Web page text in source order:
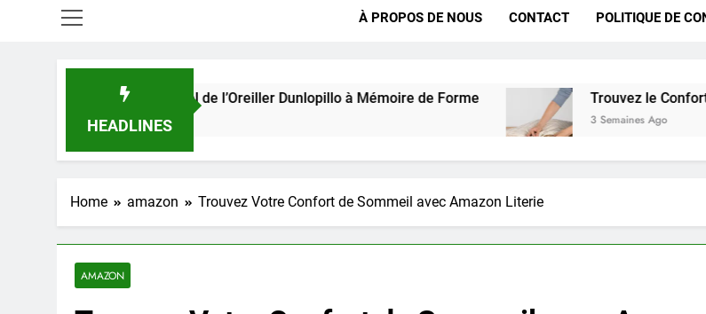
À PROPOS DE NOUS CONTACT POLITIQUE DE
HEADLINES
Exceptionnel de l’Oreiller Dunlopillo à Mémoire de Forme Trouvez le Confort Naturel
3 Semaines Ago
Home amazon Trouvez Votre Confort de Sommeil avec Amazon Literie
AMAZON